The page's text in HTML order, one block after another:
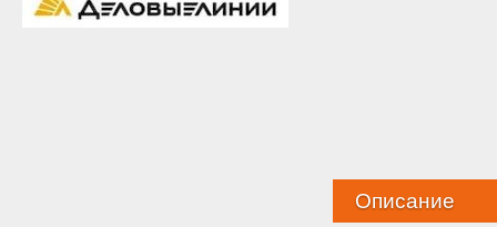
Описание